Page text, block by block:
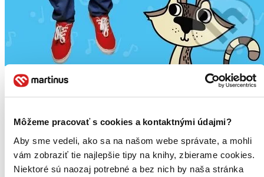
Môžeme pracovať s cookies a kontaktnými údajmi?
Aby sme vedeli, ako sa na našom webe správate, a mohli
vám zobraziť tie najlepšie tipy na knihy, zbierame cookies.
Niektoré sú naozaj potrebné a bez nich by naša stránka
Miro Jaroš: DVD pre (ne)poslušné deti
(ne)poslušné deti" a záujem o jeho detskú tvorbu okamžite
vzrástol...